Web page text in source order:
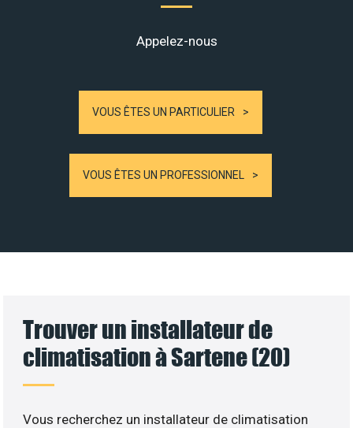
Appelez-nous
VOUS ÊTES UN PARTICULIER
VOUS ÊTES UN PROFESSIONNEL
Trouver un installateur de
climatisation à Sartene (20)
Vous recherchez un installateur de climatisation